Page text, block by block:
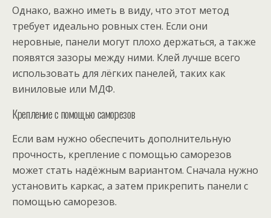
Однако, важно иметь в виду, что этот метод
требует идеально ровных стен. Если они
неровные, панели могут плохо держаться, а также
появятся зазоры между ними. Клей лучше всего
использовать для лёгких панелей, таких как
виниловые или МДФ.
Крепление с помощью саморезов
Если вам нужно обеспечить дополнительную
прочность, крепление с помощью саморезов
может стать надёжным вариантом. Сначала нужно
установить каркас, а затем прикрепить панели с
помощью саморезов.